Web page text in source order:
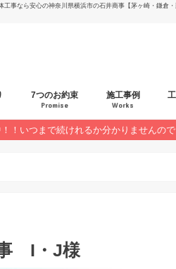
工事なら安心の神奈川県横浜市の石井商事【茅ヶ崎・鎌倉・
7つのお約束
Promise
施工事例
Works
お客様の声
キャンペーン
！いつまで続けれるか分かりませんの
事 I・J様